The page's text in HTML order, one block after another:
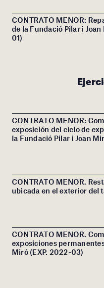
CONTRATO MENOR:
de la Fundació Pilar i
01)
CONTRATO MENOR:
exposición del ciclo de
la Fundació Pilar i Joan
CONTRATO MENOR.
ubicada en el exterior del
CONTRATO MENOR.
exposiciones
Miró (EXP. 2022-03)